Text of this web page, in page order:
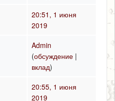
20:51, 1 июня
2019
Admin
(обсуждение |
вклад)
20:55, 1 июня
2019